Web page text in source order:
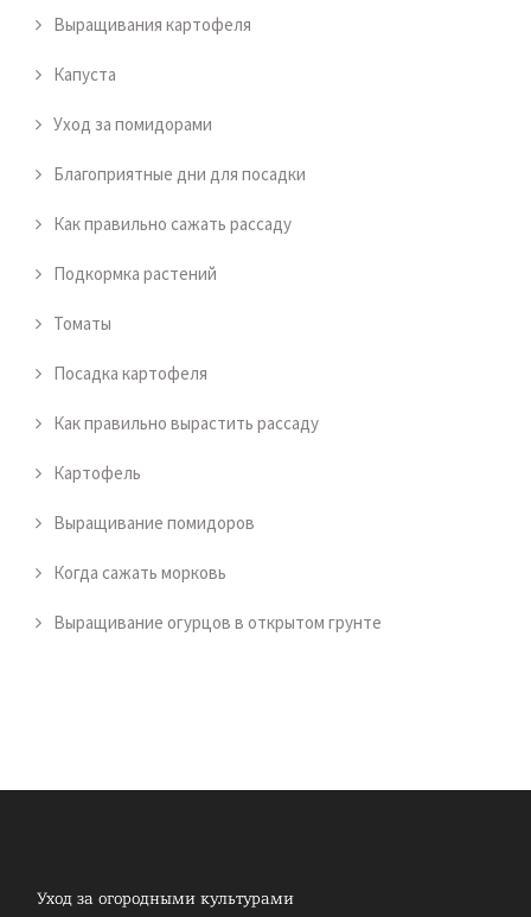
Выращивания картофеля
Капуста
Уход за помидорами
Благоприятные дни для посадки
Как правильно сажать рассаду
Подкормка растений
Томаты
Посадка картофеля
Как правильно вырастить рассаду
Картофель
Выращивание помидоров
Когда сажать морковь
Выращивание огурцов в открытом грунте